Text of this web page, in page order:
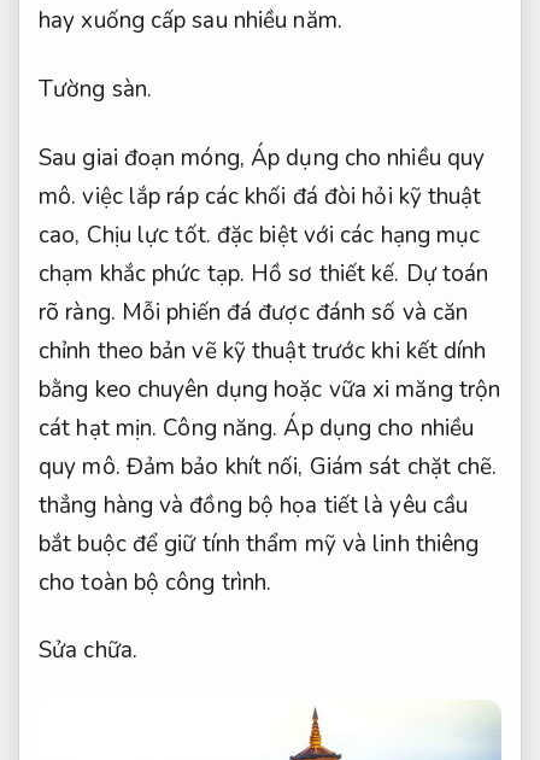
hay xuống cấp sau nhiều năm.
Tường sàn.
Sau giai đoạn móng, Áp dụng cho nhiều quy
mô. việc lắp ráp các khối đá đòi hỏi kỹ thuật
cao, Chịu lực tốt. đặc biệt với các hạng mục
chạm khắc phức tạp. Hồ sơ thiết kế. Dự toán
rõ ràng. Mỗi phiến đá được đánh số và căn
chỉnh theo bản vẽ kỹ thuật trước khi kết dính
bằng keo chuyên dụng hoặc vữa xi măng trộn
cát hạt mịn. Công năng. Áp dụng cho nhiều
quy mô. Đảm bảo khít nối, Giám sát chặt chẽ.
thẳng hàng và đồng bộ họa tiết là yêu cầu
bắt buộc để giữ tính thẩm mỹ và linh thiêng
cho toàn bộ công trình.
Sửa chữa.